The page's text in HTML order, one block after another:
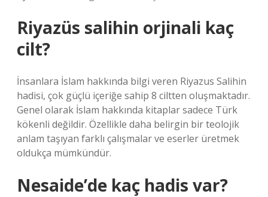
Riyazüs salihin orjinali kaç
cilt?
İnsanlara İslam hakkında bilgi veren Riyazus Salihin
hadisi, çok güçlü içeriğe sahip 8 ciltten oluşmaktadır.
Genel olarak İslam hakkında kitaplar sadece Türk
kökenli değildir. Özellikle daha belirgin bir teolojik
anlam taşıyan farklı çalışmalar ve eserler üretmek
oldukça mümkündür.
Nesaide’de kaç hadis var?